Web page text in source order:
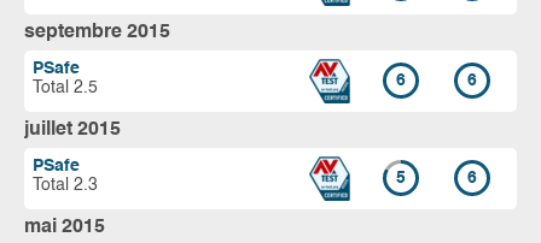
septembre 2015
PSafe
Total 2.5
6 6
juillet 2015
PSafe
Total 2.3
5 6
mai 2015